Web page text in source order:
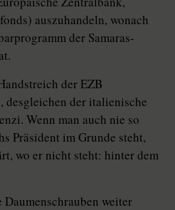
auszuhandeln, wonach
der Samaras-
der EZB
desgleichen der italienische
Wenn man auch nie so
Präsident im Grunde steht,
wo er nicht steht: hinter dem
weiter